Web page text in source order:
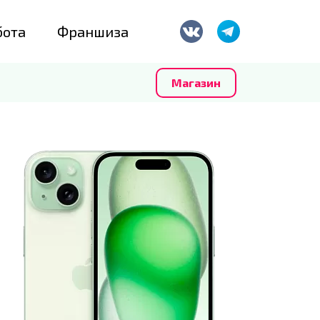
Франшиза
Магазин